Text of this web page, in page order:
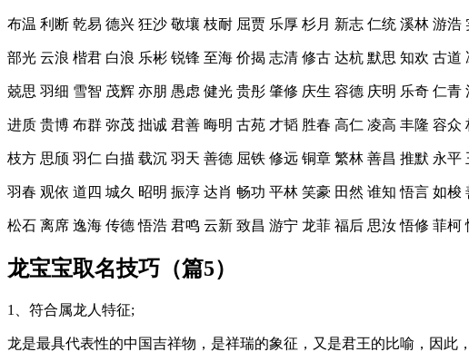
布温 利断 乾易 德兴 狂沙 敬壤 枝耐 屈贾 乐厚 杉月 新志 仁统 溪林 游浩
部光 云浪 楷君 白浪 乐彬 锐锋 至海 价揭 志清 修古 达杭 默思 知欢 古道
兢思 羽细 雪智 茂辉 亦朋 愚虑 健光 贵彤 肇修 庆生 容德 庆明 乐奇 仁青
进质 贵博 布群 弥茂 拙诚 君善 晦明 古苑 才韬 胜春 高仁 凌高 丰隆 容众
枝方 思颀 羽仁 白描 载沉 羽天 善德 屈铁 修远 铜章 繁林 善昌 推默 永平
羽春 观依 道四 城久 昭明 振淳 达肖 畅功 平林 笑豪 田然 谁知 悟言 如梭
松石 离席 逸海 传德 悟浩 君鸣 云新 致昌 游宁 龙菲 福后 思汝 悟修 菲柯
龙宝宝取名技巧（篇5）
1、符合属龙人特征;
龙是最具代表性的中国吉祥物，是祥瑞的象征，又是君王的比喻，因